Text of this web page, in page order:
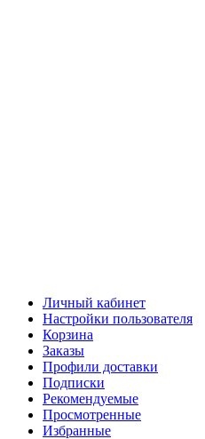
Личный кабинет
Настройки пользователя
Корзина
Заказы
Профили доставки
Подписки
Рекомендуемые
Просмотренные
Избранные